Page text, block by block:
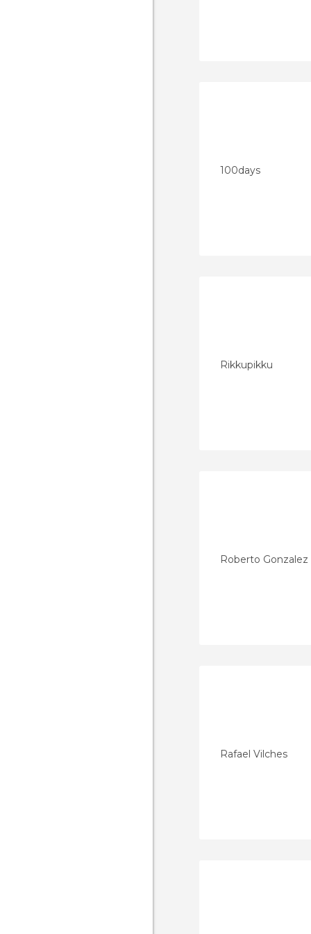
100days
Rikkupikku
Roberto Gonzalez
Rafael Vilches